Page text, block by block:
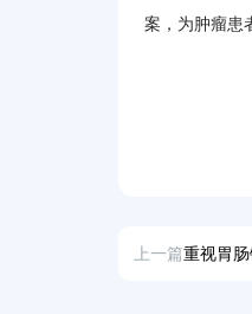
案，为肿瘤患
上一篇重视胃